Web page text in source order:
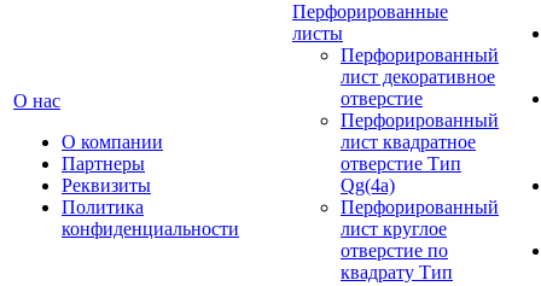
О нас
О компании
Партнеры
Реквизиты
Политика
конфиденциальности
Перфорированные
листы
Перфорированный
лист декоративное
отверстие
Перфорированный
лист квадратное
отверстие Тип
Qg(4а)
Перфорированный
лист круглое
отверстие по
квадрату Тип